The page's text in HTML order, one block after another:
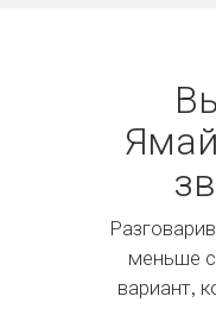
меньше
вариант,